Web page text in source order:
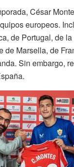
César
europeos.
de Portugal, de
de Marsella, de
Sin embargo,